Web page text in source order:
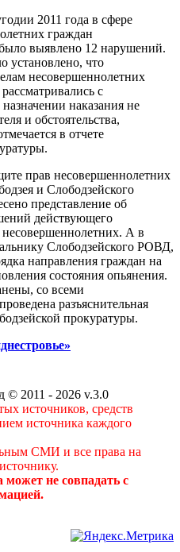
2011 года в сфере
граждан
выявлено 12 нарушений.
установлено, что
несовершеннолетних
с
наказания не
и обстоятельства,
в отчете
прав несовершеннолетних
и Слободзейского
представление об
действующего
несовершеннолетних. А в
Слободзейского РОВД,
направления граждан на
состояния опьянения.
со всеми
разъяснительная
прокуратуры.
© 2011 - 2026 v.3.0
источников, средств
источника каждого
СМИ и все права на
не совпадать с